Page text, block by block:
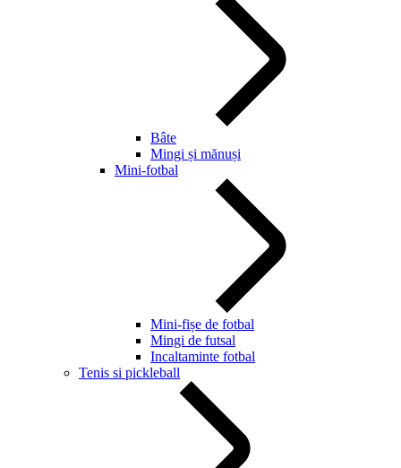
Bâte
Mingi și mănuși
Mini-fotbal
Mini-fișe de fotbal
Mingi de futsal
Incaltaminte fotbal
Tenis si pickleball